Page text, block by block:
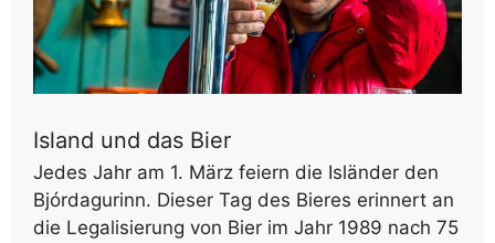
Island und das Bier
Jedes Jahr am 1. März feiern die Isländer den
Bjórdagurinn. Dieser Tag des Bieres erinnert an
die Legalisierung von Bier im Jahr 1989 nach 75